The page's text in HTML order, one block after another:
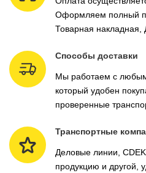
Оформляем полный
Товарная
Способы доставки
Мы работаем с
который удобен
проверенные
Транспортные
Деловые линии,
продукцию и другой,